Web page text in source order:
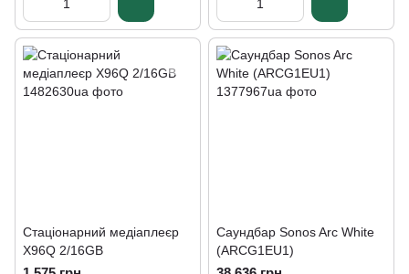
Стаціонарний медіаплеєр
X96Q 2/16GB
Саундбар Sonos Arc White
(ARCG1EU1)